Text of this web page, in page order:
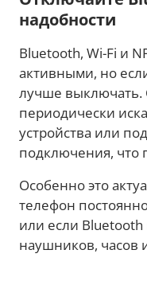
надобности
Bluetooth, Wi-Fi и
активными, но
лучше
периодически
устройства или
подключения, что
Особенно это
телефон
или если
наушников, часов